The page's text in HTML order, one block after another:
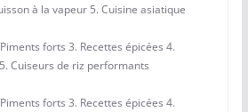
à la vapeur 5. Cuisine asiatique
forts 3. Recettes épicées 4.
Cuiseurs de riz performants
forts 3. Recettes épicées 4.